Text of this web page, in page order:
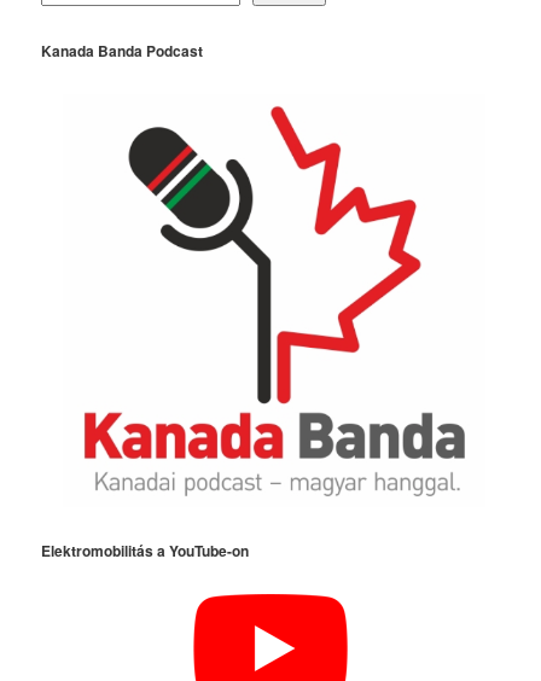
Kanada Banda Podcast
Elektromobilitás a YouTube-on